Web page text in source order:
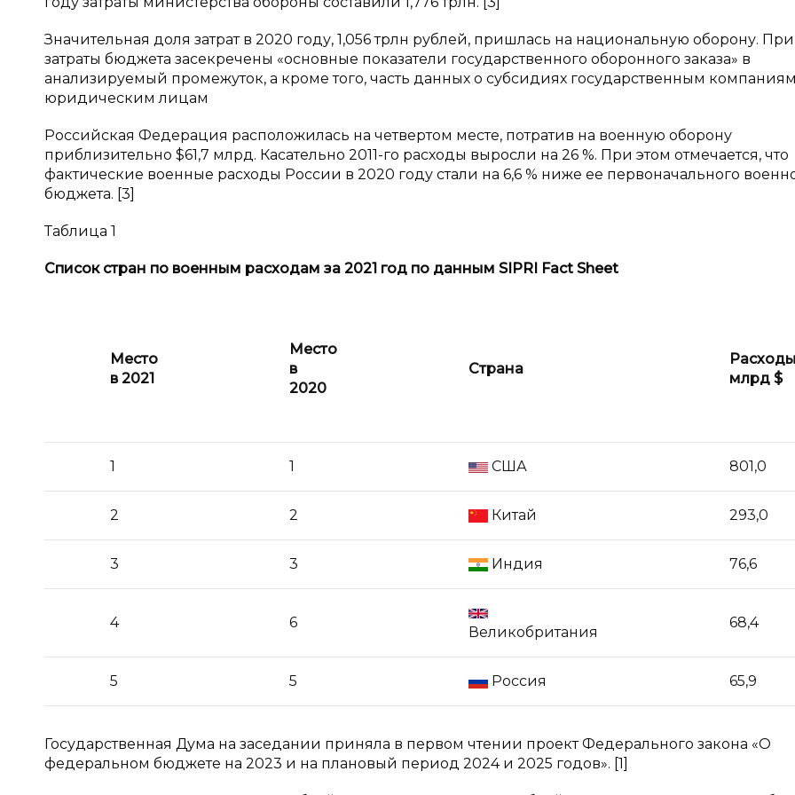
Значительная доля затрат в 2020 году, 1,056 трлн рублей, пришлась на национальную оборону. При
затраты бюджета засекречены «основные показатели государственного оборонного заказа» в
анализируемый промежуток, а кроме того, часть данных о субсидиях государственным
юридическим лицам
Российская Федерация расположилась на четвертом месте, потратив на военную оборону
приблизительно $61,7 млрд. Касательно 2011-го расходы выросли на 26 %. При этом отмечается, что
фактические военные расходы России в 2020 году стали на 6,6 % ниже ее первоначального
бюджета. [3]
Таблица 1
Список стран по военным расходам за 2021 год по данным SIPRI Fact Sheet
Место
в 2021
Место
в
2020
Страна
млрд $
1 1 США 801,0
2 2 Китай 293,0
3 3 Индия 76,6
4 6
Великобритания
68,4
5 5 Россия 65,9
Государственная Дума на заседании приняла в первом чтении проект Федерального закона «О
федеральном бюджете на 2023 и на плановый период 2024 и 2025 годов». [1]